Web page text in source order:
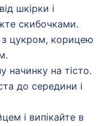
шкірки і
скибочками.
з цукром, корицею
начинку на тісто.
до середини і
і випікайте в